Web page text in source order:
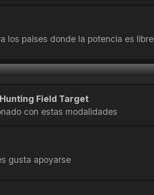
los paises donde la potencia es libre
Field Target
con estas modalidades
gusta apoyarse